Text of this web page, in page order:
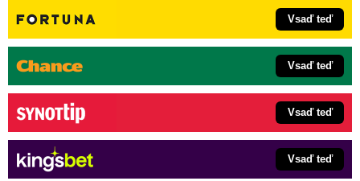
Vsaď teď
Vsaď teď
Vsaď teď
Vsaď teď